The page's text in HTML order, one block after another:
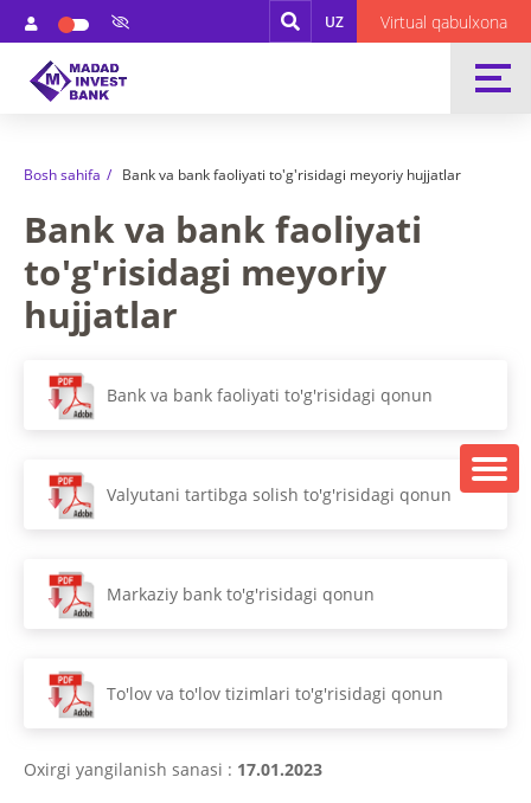
UZ Virtual qabulxona
Bosh sahifa Bank va bank faoliyati to'g'risidagi meyoriy hujjatlar
Bank va bank faoliyati
to'g'risidagi meyoriy
hujjatlar
Bank va bank faoliyati to'g'risidagi qonun
Valyutani tartibga solish to'g'risidagi qonun
Markaziy bank to'g'risidagi qonun
To'lov va to'lov tizimlari to'g'risidagi qonun
Oxirgi yangilanish sanasi : 17.01.2023